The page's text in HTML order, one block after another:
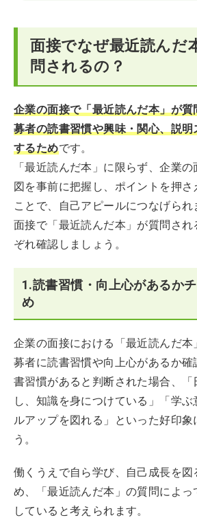
例
面接対策するならエージェントに相談
面接でなぜ最近読んだ
問されるの？
企業の面接で「最近読んだ本」が
募者の読書習慣や興味・関心、説
するためです。
「最近読んだ本」に限らず、企業
図を事前に把握し、ポイントを押さ
ことで、自己アピールにつなげられ
面接で「最近読んだ本」が質問さ
ぞれ確認しましょう。
1.読書習慣・向上心があるか
め
企業の面接における「最近読んだ
募者に読書習慣や向上心があるか
書習慣があると判断された場合、
し、知識を身につけている」「学ぶ
ルアップを図れる」といった好印象
う。
働くうえで自ら学び、自己成長を図
め、「最近読んだ本」の質問によ
していると考えられます。